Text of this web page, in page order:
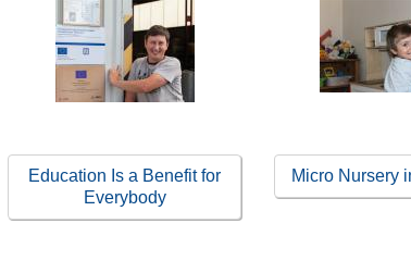
Education Is a Benefit for
Everybody
Micro Nursery